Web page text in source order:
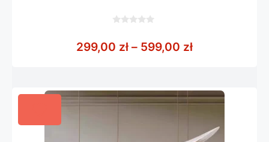
5
299,00 zł – 599,00 złZakres cen: